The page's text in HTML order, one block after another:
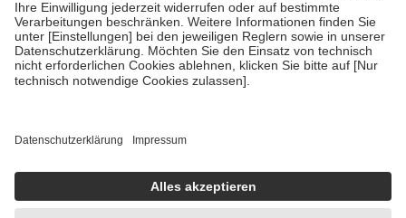
• Untersuchungen zur Vorsorge und Früherkennung, die von der
GKV getragen werden
• empfohlenen Schutzimpfungen
• Harn- und Blutteststreifen
getroffen, um sicherzustellen, dass es sich um echte Bewertungen
https://help.etrusted.com/hc/de/articles/4419944605341
Einige Bilder und Inhalte wurden unter Zuhilfenahme künstlicher